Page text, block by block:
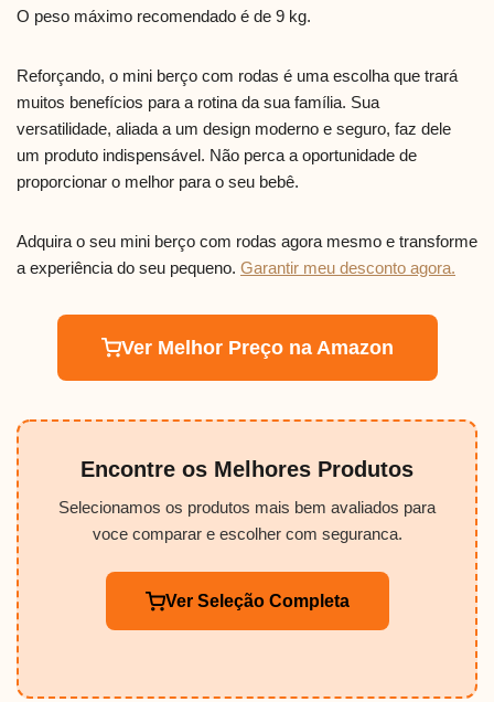
O peso máximo recomendado é de 9 kg.
Reforçando, o mini berço com rodas é uma escolha que trará
muitos benefícios para a rotina da sua família. Sua
versatilidade, aliada a um design moderno e seguro, faz dele
um produto indispensável. Não perca a oportunidade de
proporcionar o melhor para o seu bebê.
Adquira o seu mini berço com rodas agora mesmo e transforme
a experiência do seu pequeno. Garantir meu desconto agora.
Ver Melhor Preço na Amazon
Encontre os Melhores Produtos
Selecionamos os produtos mais bem avaliados para
voce comparar e escolher com seguranca.
Ver Seleção Completa